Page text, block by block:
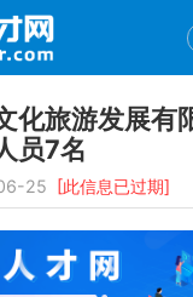
化旅游发展有
员7名
25 [此信息已过期]